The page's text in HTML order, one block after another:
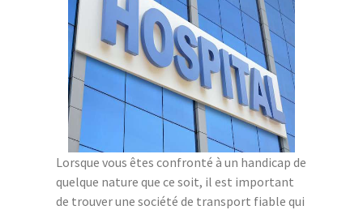
Lorsque vous êtes confronté à un handicap de
quelque nature que ce soit, il est important
de trouver une société de transport fiable qui